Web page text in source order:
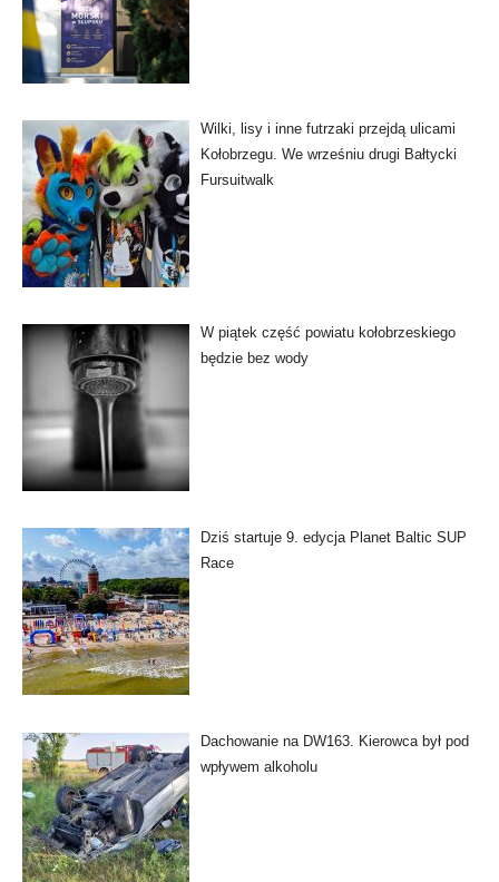
Wilki, lisy i inne futrzaki przejdą ulicami
Kołobrzegu. We wrześniu drugi Bałtycki
Fursuitwalk
W piątek część powiatu kołobrzeskiego
będzie bez wody
Dziś startuje 9. edycja Planet Baltic SUP
Race
Dachowanie na DW163. Kierowca był pod
wpływem alkoholu